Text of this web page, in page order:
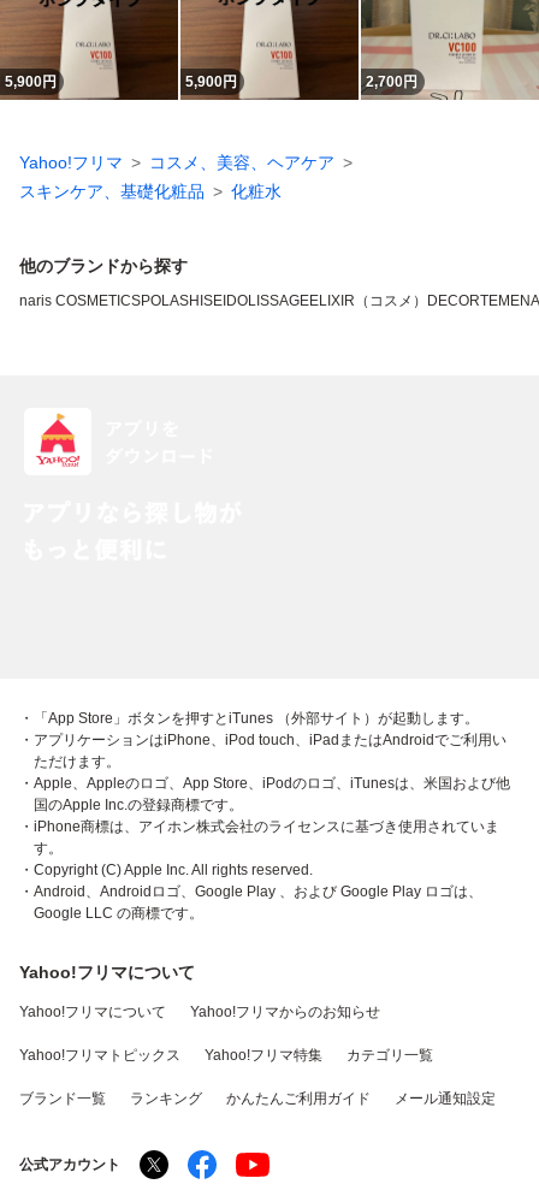
5,900円 5,900円 2,700円
Yahoo!フリマ
コスメ、美容、ヘアケア
スキンケア、基礎化粧品
化粧水
他のブランドから探す
naris COSMETICSPOLASHISEIDOLISSAGEELIXIR（コスメ） DECORTE
・「App Store」ボタンを押すとiTunes （外部サイト）が起動します。
・アプリケーションはiPhone、iPod touch、iPadまたはAndroidでご利用い
ただけます。
・Apple、Appleのロゴ、App Store、iPodのロゴ、iTunesは、米国および他
国のApple Inc.の登録商標です。
・iPhone商標は、アイホン株式会社のライセンスに基づき使用されていま
す。
・Copyright (C) Apple Inc. All rights reserved.
・Android、Androidロゴ、Google Play 、および Google Play ロゴは、
Google LLC の商標です。
Yahoo!フリマについて
Yahoo!フリマについて Yahoo!フリマからのお知らせ
Yahoo!フリマトピックス Yahoo!フリマ特集 カテゴリ一覧
ブランド一覧 ランキング かんたんご利用ガイド メール通知設定
公式アカウント